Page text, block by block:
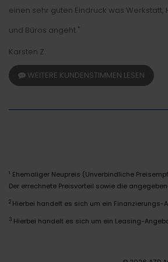
einen sehr guten Eindruck was Werkstatt,
und Büros angeht."
Karsten Z.
WEITERE KUNDENSTIMMEN LESEN
1 Ehemaliger Neupreis (Unverbindliche
Der errechnete Preisvorteil sowie die
2 Hierbei handelt es sich um ein Finanzierungs-
3 Hierbei handelt es sich um ein Leasing-